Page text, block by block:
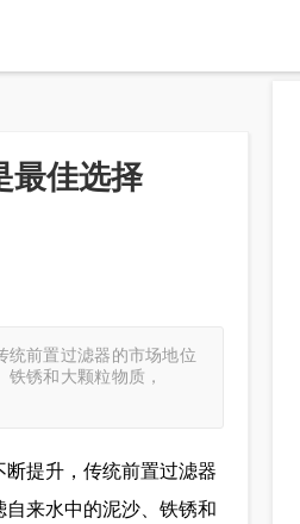
最佳选择
统前置过滤器的市场地位
锈和大颗粒物质，
提升，传统前置过滤器
来水中的泥沙、铁锈和